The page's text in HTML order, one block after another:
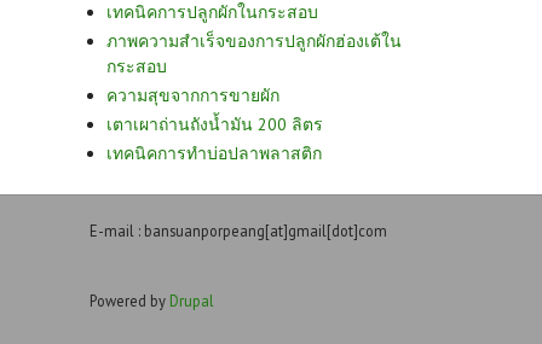
เทคนิคการปลูกผักในกระสอบ
ภาพความสำเร็จของการปลูกผักฮ่องเต้ใน
กระสอบ
ความสุขจากการขายผัก
เตาเผาถ่านถังน้ำมัน 200 ลิตร
เทคนิคการทำบ่อปลาพลาสติก
E-mail : bansuanporpeang[at]gmail[dot]com
Powered by Drupal